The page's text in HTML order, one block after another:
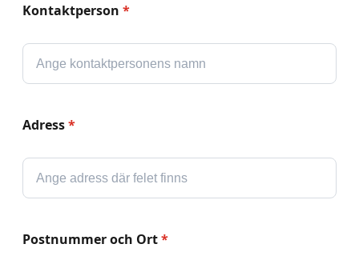
Kontaktperson *
Adress*
Postnummer och Ort*